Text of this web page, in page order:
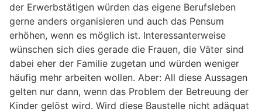
der Erwerbstätigen würden das eigene Berufsleben
gerne anders organisieren und auch das Pensum
erhöhen, wenn es möglich ist. Interessanterweise
wünschen sich dies gerade die Frauen, die Väter sind
dabei eher der Familie zugetan und würden weniger
häufig mehr arbeiten wollen. Aber: All diese Aussagen
gelten nur dann, wenn das Problem der Betreuung der
Kinder gelöst wird. Wird diese Baustelle nicht adäquat